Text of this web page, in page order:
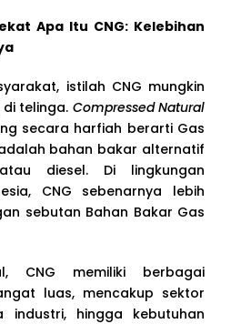
Apa Itu CNG: Kelebihan
istilah CNG mungkin
telinga. Compressed Natural
secara harfiah berarti Gas
bahan bakar alternatif
diesel. Di lingkungan
CNG sebenarnya lebih
sebutan Bahan Bakar Gas
CNG memiliki berbagai
luas, mencakup sektor
industri, hingga kebutuhan